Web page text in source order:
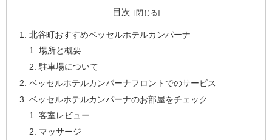
目次
北谷町おすすめベッセルホテルカンパーナ
場所と概要
駐車場について
ベッセルホテルカンパーナフロントでのサービス
ベッセルホテルカンパーナのお部屋をチェック
客室レビュー
マッサージ